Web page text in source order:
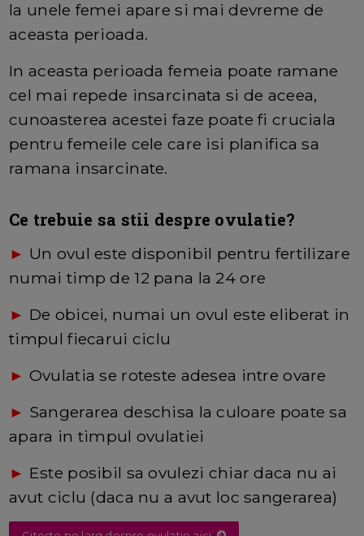
la unele femei apare si mai devreme de
aceasta perioada.
In aceasta perioada femeia poate ramane
cel mai repede insarcinata si de aceea,
cunoasterea acestei faze poate fi cruciala
pentru femeile cele care isi planifica sa
ramana insarcinate.
Ce trebuie sa stii despre ovulatie?
► Un ovul este disponibil pentru fertilizare
numai timp de 12 pana la 24 ore
► De obicei, numai un ovul este eliberat in
timpul fiecarui ciclu
► Ovulatia se roteste adesea intre ovare
► Sangerarea deschisa la culoare poate sa
apara in timpul ovulatiei
► Este posibil sa ovulezi chiar daca nu ai
avut ciclu (daca nu a avut loc sangerarea)